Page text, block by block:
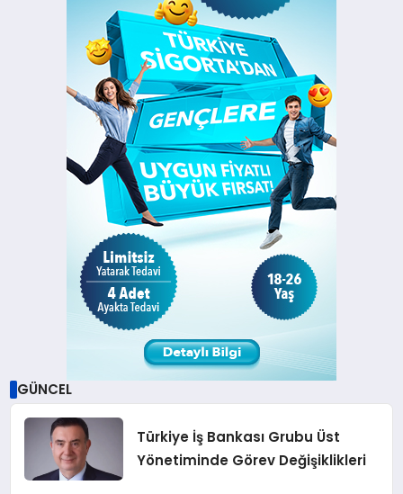
GÜNCEL
Türkiye İş Bankası Grubu Üst
Yönetiminde Görev Değişiklikleri